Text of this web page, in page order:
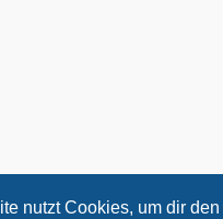
nutzt Cookies, um dir den